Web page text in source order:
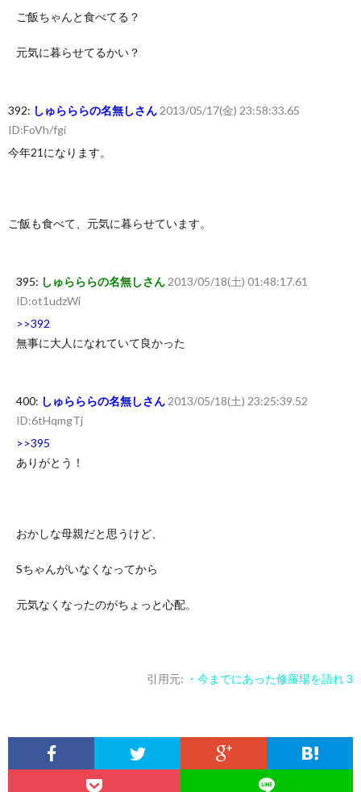
ご飯ちゃんと食べてる？
元気に暮らせてるかい？
392: しゅらららの名無しさん 2013/05/17(金) 23:58:33.65
ID:FoVh/fgi
今年21になります。
ご飯も食べて、元気に暮らせています。
395: しゅらららの名無しさん 2013/05/18(土) 01:48:17.61
ID:ot1udzWi
>>392
無事に大人になれていて良かった
400: しゅらららの名無しさん 2013/05/18(土) 23:25:39.52
ID:6tHqmgTj
>>395
ありがとう！
おかしな母親だと思うけど、
Sちゃんがいなくなってから
元気なくなったのがちょっと心配。
引用元: ・今までにあった修羅場を語れ 3